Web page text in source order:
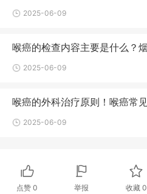
2025-06-09
喉癌的检查内容主要是什么？
2025-06-09
喉癌的外科治疗原则！喉癌常
2025-06-09
点赞0 举报 收藏 0